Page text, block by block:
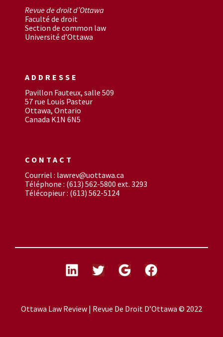
Revue de droit d’Ottawa
Faculté de droit
Section de common law
Université d’Ottawa
ADDRESSE
Pavillon Fauteux, salle 509
57 rue Louis Pasteur
Ottawa, Ontario
Canada K1N 6N5
CONTACT
Courriel : lawrev@uottawa.ca
Téléphone : (613) 562-5800 ext. 3293
Télécopieur : (613) 562-5124
Ottawa Law Review | Revue De Droit D’Ottawa © 2022